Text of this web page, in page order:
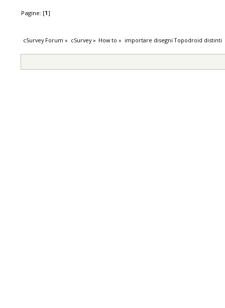
Pagine: [1]
cSurvey Forum » cSurvey» How to » importare disegni Topodroid distinti